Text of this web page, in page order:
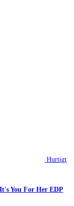
Hurtigt
You For Her EDP